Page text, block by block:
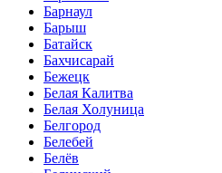
Барнаул
Барыш
Батайск
Бахчисарай
Бежецк
Белая Калитва
Белая Холуница
Белгород
Белебей
Белёв